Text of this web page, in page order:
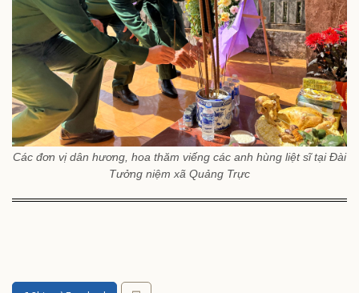
Các đơn vị dân hương, hoa thăm viếng các anh hùng liệt sĩ tại Đài
Tưởng niệm xã Quảng Trực